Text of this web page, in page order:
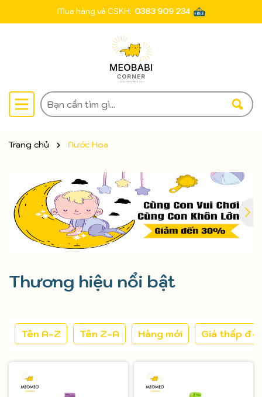
Mua hàng và CSKH: 0383 909 234
Trang chủ Nước Hoa
Thương hiệu nổi bật
Tên A-Z Tên Z-A Hàng mới Giá thấp